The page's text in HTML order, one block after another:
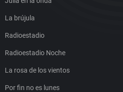
La brújula
Radioestadio
Radioestadio Noche
La rosa de los vientos
Por fin no es lunes